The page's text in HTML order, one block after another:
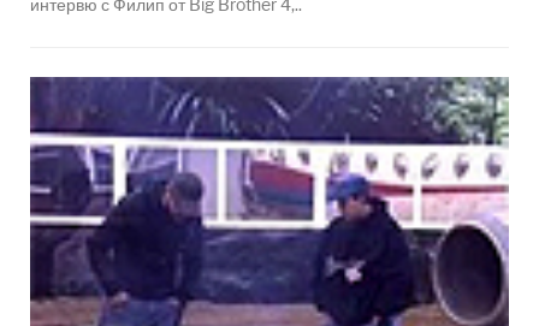
интервю с Филип от Big Brother 4,..